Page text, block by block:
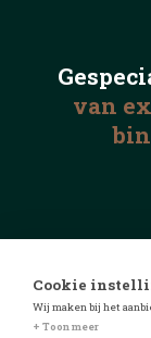
van
©
Cookie
Wij maken bij het
+ Toon meer